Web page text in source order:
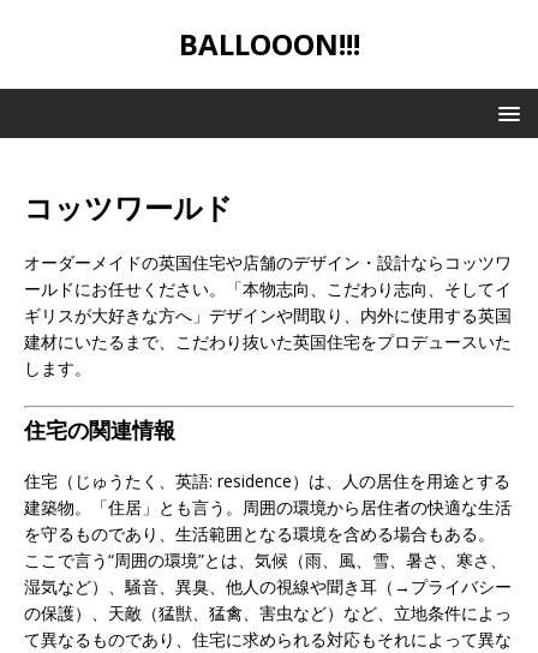
BALLOOON!!!
コッツワールド
オーダーメイドの英国住宅や店舗のデザイン・設計ならコッツワ
ールドにお任せください。「本物志向、こだわり志向、そしてイ
ギリスが大好きな方へ」デザインや間取り、内外に使用する英国
建材にいたるまで、こだわり抜いた英国住宅をプロデュースいた
します。
住宅の関連情報
住宅（じゅうたく、英語: residence）は、人の居住を用途とする
建築物。「住居」とも言う。周囲の環境から居住者の快適な生活
を守るものであり、生活範囲となる環境を含める場合もある。
ここで言う“周囲の環境”とは、気候（雨、風、雪、暑さ、寒さ、
湿気など）、騒音、異臭、他人の視線や聞き耳（→プライバシー
の保護）、天敵（猛獣、猛禽、害虫など）など、立地条件によっ
て異なるものであり、住宅に求められる対応もそれによって異な